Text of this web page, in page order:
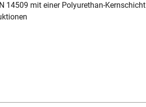
14509 mit einer Polyurethan-Kernschicht